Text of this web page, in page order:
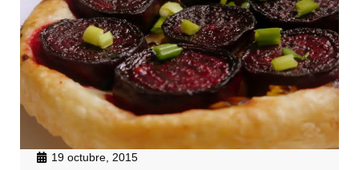
19 octubre, 2015